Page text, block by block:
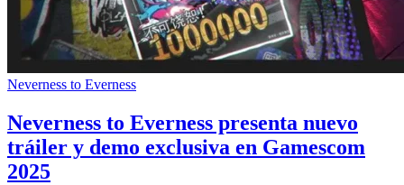
Neverness to Everness
Neverness to Everness presenta nuevo
tráiler y demo exclusiva en Gamescom
2025